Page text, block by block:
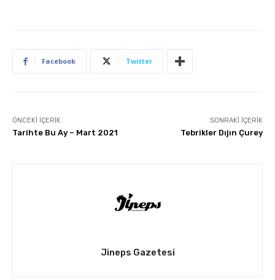
Facebook Twitter
ÖNCEKI İÇERIK
Tarihte Bu Ay – Mart 2021
SONRAKI İÇERIK
Tebrikler Dıjın Çurey
Jineps Gazetesi